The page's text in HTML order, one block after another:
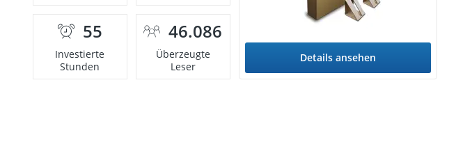
55
Investierte
Stunden
46.086
Überzeugte
Leser
Details ansehen